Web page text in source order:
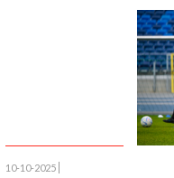
10-10-2025